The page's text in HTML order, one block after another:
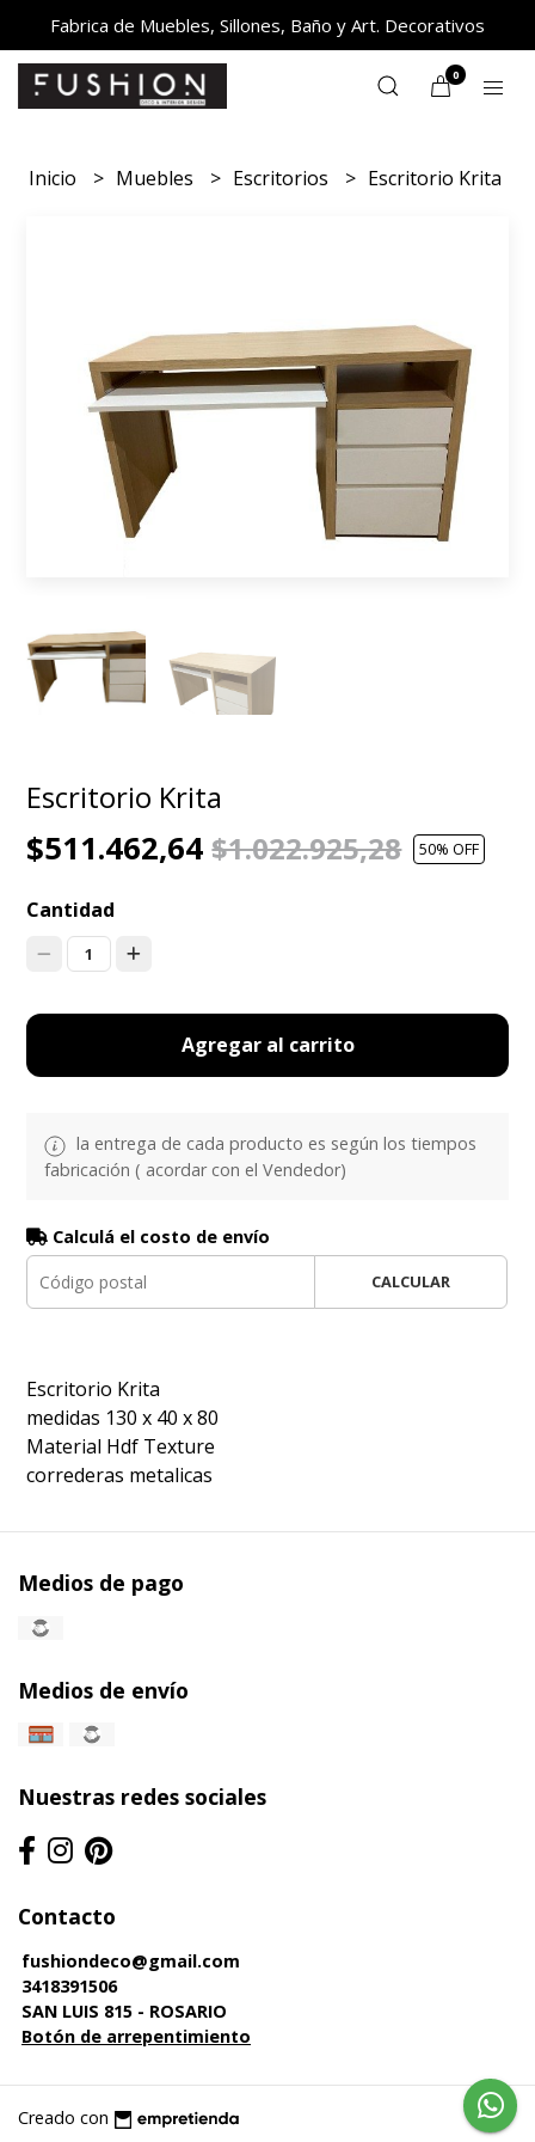
Fabrica de Muebles, Sillones, Baño y Art. Decorativos
0
Inicio Muebles Escritorios Escritorio Krita
Escritorio Krita
$511.462,64$1.022.925,28 50% OFF
Cantidad
1
Agregar al carrito
la entrega de cada producto es según los tiempos
fabricación ( acordar con el Vendedor)
Calculá el costo de envío
CALCULAR
Escritorio Krita
medidas 130 x 40 x 80
Material Hdf Texture
correderas metalicas
Medios de pago
Medios de envío
Nuestras redes sociales
Contacto
fushiondeco@gmail.com
3418391506
SAN LUIS 815 - ROSARIO
Botón de arrepentimiento
Creado con